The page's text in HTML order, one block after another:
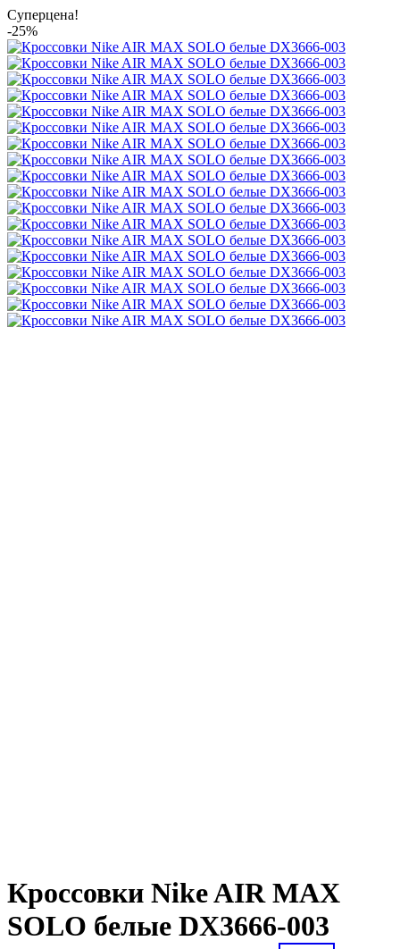
Суперцена!
-25%
Кроссовки Nike AIR MAX
SOLO белые DX3666-003